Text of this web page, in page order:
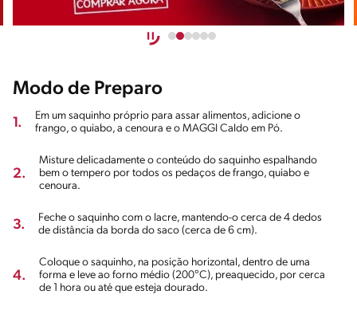
Modo de Preparo
1.
Em um saquinho próprio para assar alimentos, adicione o
frango, o quiabo, a cenoura e o MAGGI Caldo em Pó.
2.
Misture delicadamente o conteúdo do saquinho espalhando
bem o tempero por todos os pedaços de frango, quiabo e
cenoura.
3.
Feche o saquinho com o lacre, mantendo-o cerca de 4 dedos
de distância da borda do saco (cerca de 6 cm).
4.
Coloque o saquinho, na posição horizontal, dentro de uma
forma e leve ao forno médio (200°C), preaquecido, por cerca
de 1 hora ou até que esteja dourado.